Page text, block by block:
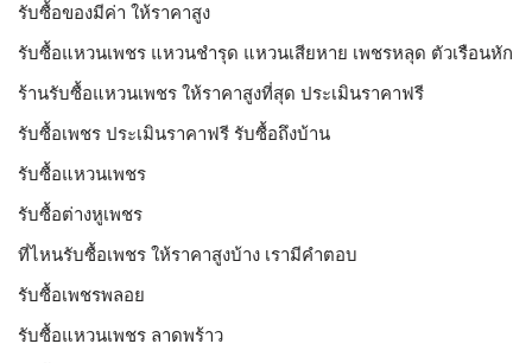
รับซื้อของมีค่า ให้ราคาสูง
รับซื้อแหวนเพชร แหวนชำรุด แหวนเสียหาย เพชรหลุด ตัวเรือนหัก
ร้านรับซื้อแหวนเพชร ให้ราคาสูงที่สุด ประเมินราคาฟรี
รับซื้อเพชร ประเมินราคาฟรี รับซื้อถึงบ้าน
รับซื้อแหวนเพชร
รับซื้อต่างหูเพชร
ที่ไหนรับซื้อเพชร ให้ราคาสูงบ้าง เรามีคำตอบ
รับซื้อเพชรพลอย
รับซื้อแหวนเพชร ลาดพร้าว